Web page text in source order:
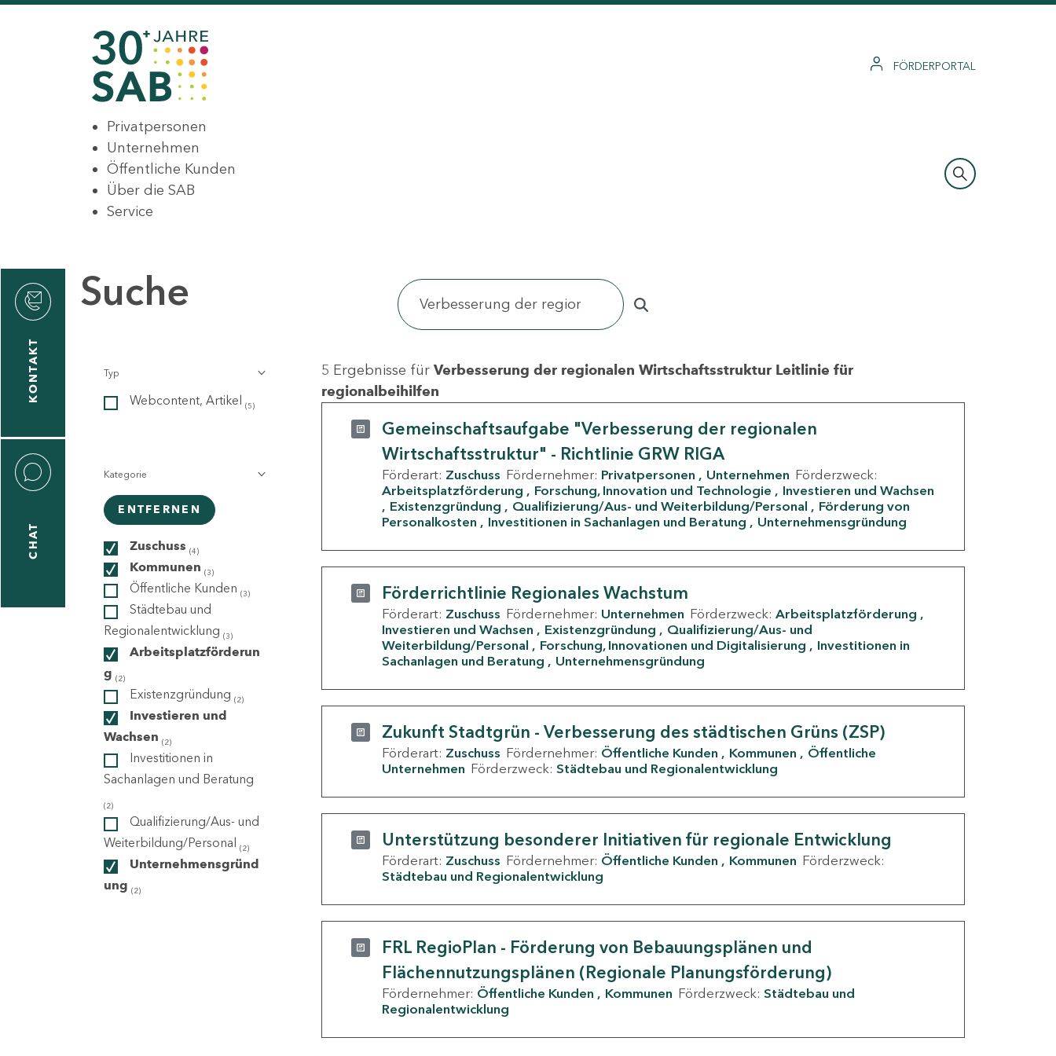
FÖRDERPORTAL
Privatpersonen
Unternehmen
Öffentliche Kunden
Über die SAB
Service
KONTAKT
CHAT
Suche
Typ
Webcontent, Artikel (5)
Kategorie
ENTFERNEN
Zuschuss (4)
Kommunen (3)
Öffentliche Kunden (3)
Städtebau und
Regionalentwicklung (3)
Arbeitsplatzförderun
g (2)
Existenzgründung (2)
Investieren und
Wachsen (2)
Investitionen in
Sachanlagen und Beratung
(2)
Qualifizierung/Aus- und
Weiterbildung/Personal (2)
Unternehmensgründ
ung (2)
5 Ergebnisse für Verbesserung der regionalen Wirtschaftsstruktur Leitlinie für
regionalbeihilfen
Gemeinschaftsaufgabe "Verbesserung der regionalen
Wirtschaftsstruktur" - Richtlinie GRW RIGA
Förderart: Zuschuss Fördernehmer: Privatpersonen Unternehmen Förderzweck:
Arbeitsplatzförderung
Forschung, Innovation und Technologie
Investieren und Wachsen
Existenzgründung
Qualifizierung/Aus- und Weiterbildung/Personal
Förderung von
Personalkosten
Investitionen in Sachanlagen und Beratung Unternehmensgründung
Förderrichtlinie Regionales Wachstum
Förderart: Zuschuss Fördernehmer: Unternehmen Förderzweck: Arbeitsplatzförderung
Investieren und Wachsen
Existenzgründung
Qualifizierung/Aus- und
Weiterbildung/Personal
Forschung, Innovationen und Digitalisierung
Investitionen in
Sachanlagen und Beratung
Unternehmensgründung
Zukunft Stadtgrün - Verbesserung des städtischen Grüns (ZSP)
Förderart: Zuschuss Fördernehmer: Öffentliche Kunden Kommunen
Öffentliche
Unternehmen Förderzweck: Städtebau und Regionalentwicklung
Unterstützung besonderer Initiativen für regionale Entwicklung
Förderart: Zuschuss Fördernehmer: Öffentliche Kunden Kommunen Förderzweck:
Städtebau und Regionalentwicklung
FRL RegioPlan - Förderung von Bebauungsplänen und
Flächennutzungsplänen (Regionale Planungsförderung)
Fördernehmer: Öffentliche Kunden Kommunen Förderzweck: Städtebau und
Regionalentwicklung